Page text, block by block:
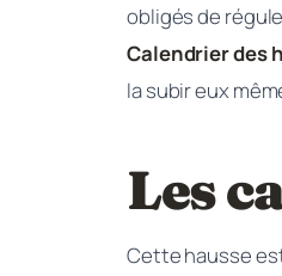
obligés de
Calendrier des
la subir eux
Les
Cette hausse